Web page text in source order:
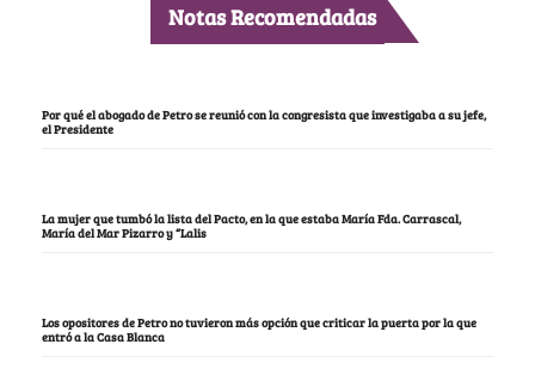
Notas Recomendadas
Por qué el abogado de Petro se reunió con la congresista que investigaba a su jefe,
el Presidente
La mujer que tumbó la lista del Pacto, en la que estaba María Fda. Carrascal,
María del Mar Pizarro y “Lalis
Los opositores de Petro no tuvieron más opción que criticar la puerta por la que
entró a la Casa Blanca